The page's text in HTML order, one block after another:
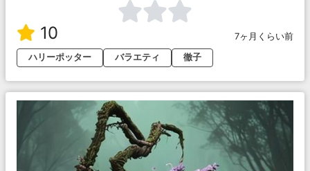
10
7ヶ月くらい前
ハリーポッター
バラエティ 徹子